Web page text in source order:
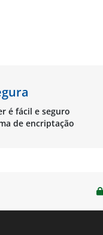
é fácil e seguro
de encriptação